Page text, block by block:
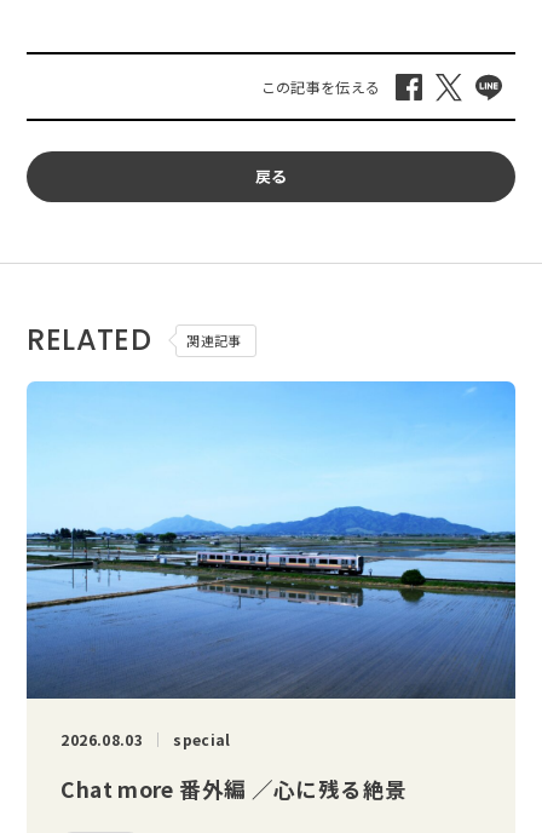
戻る
RELATED 関連記事
2026.08.03 special
Chat more 番外編 ／心に残る絶景